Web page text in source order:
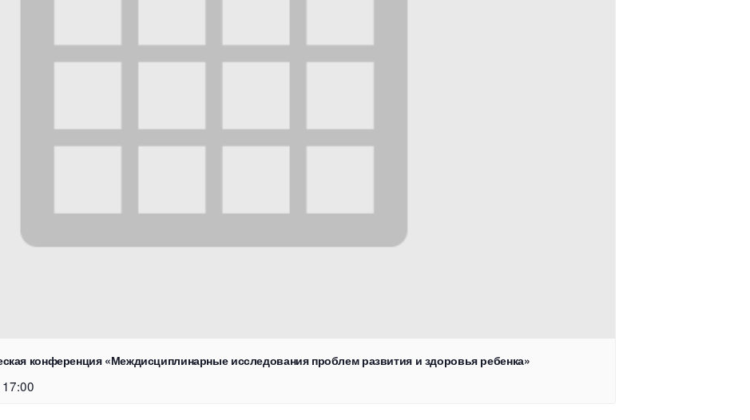
конференция «Междисциплинарные исследования проблем развития и здоровья ребенка»